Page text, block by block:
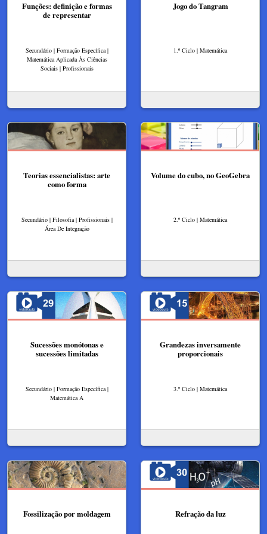
Funções: definição e formas
de representar
Secundário | Formação Específica |
Matemática Aplicada Às Ciências
Sociais | Profissionais
Jogo do Tangram
1.º Ciclo | Matemática
Teorias essencialistas: arte
como forma
Secundário | Filosofia | Profissionais |
Área De Integração
Volume do cubo, no GeoGebra
2.º Ciclo | Matemática
Sucessões monótonas e
sucessões limitadas
Secundário | Formação Específica |
Matemática A
Grandezas inversamente
proporcionais
3.º Ciclo | Matemática
Fossilização por moldagem Refração da luz